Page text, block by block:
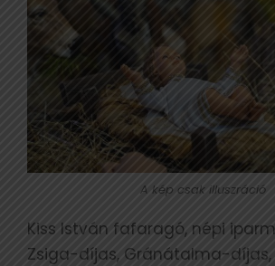
A kép csak illuszráció
Kiss István fafaragó, népi
Zsiga-díjas, Gránátalma-díjas,